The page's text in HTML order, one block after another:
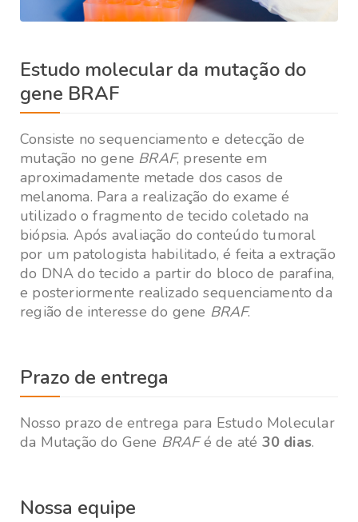
Estudo molecular da mutação do
gene BRAF
Consiste no sequenciamento e detecção de
mutação no gene BRAF, presente em
aproximadamente metade dos casos de
melanoma. Para a realização do exame é
utilizado o fragmento de tecido coletado na
biópsia. Após avaliação do conteúdo tumoral
por um patologista habilitado, é feita a extração
do DNA do tecido a partir do bloco de parafina,
e posteriormente realizado sequenciamento da
região de interesse do gene BRAF.
Prazo de entrega
Nosso prazo de entrega para Estudo Molecular
da Mutação do Gene BRAFé de até 30 dias.
Nossa equipe